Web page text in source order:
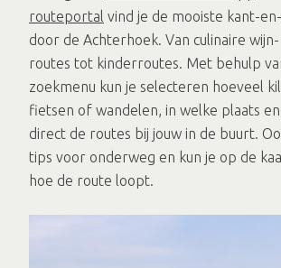
routeportal vind je de mooiste kant-
door de Achterhoek. Van culinaire
routes tot kinderroutes. Met behulp
zoekmenu kun je selecteren hoeveel
fietsen of wandelen, in welke plaats
direct de routes bij jouw in de buurt.
tips voor onderweg en kun je op de
hoe de route loopt.